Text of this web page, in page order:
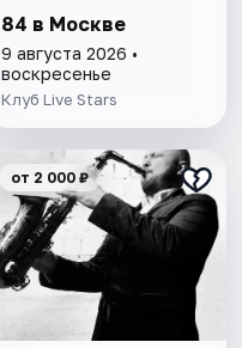
84 в Москве
9 августа 2026 •
воскресенье
Клуб Live Stars
от 2 000 ₽